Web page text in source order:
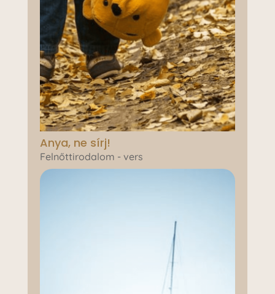
Anya, ne sírj!
Felnőttirodalom - vers